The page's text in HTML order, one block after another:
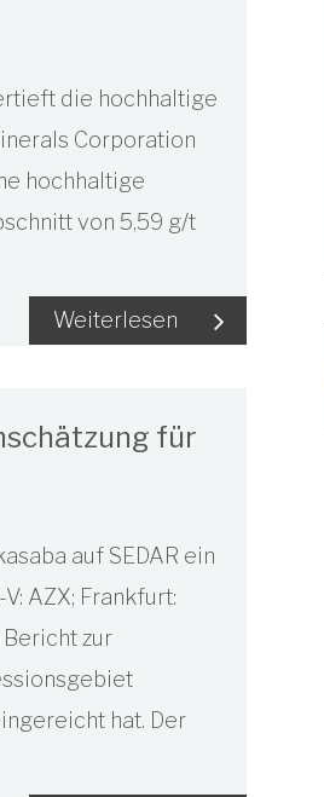
die hochhaltige
Corporation
hochhaltige
von 5,59 g/t
Weiterlesen
für
auf SEDAR ein
AZX; Frankfurt:
Bericht zur
hat. Der